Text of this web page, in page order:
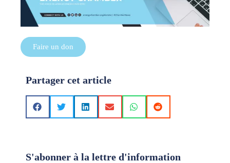
Faire un don
Partager cet article
S'abonner à la lettre d'information